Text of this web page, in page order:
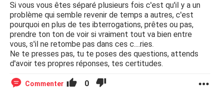
Si vous vous êtes séparé plusieurs fois c'est qu'il y a un
problème qui semble revenir de temps a autres, c'est
pourquoi en plus de tes ibterrogations, prêtes ou pas,
prendre ton ton de voir si vraiment tout va bien entre
vous, s'il ne retombe pas dans ces c....ries.
Ne te presses pas, tu te poses des questions, attends
d'avoir tes propres réponses, tes certitudes.
Commenter 0